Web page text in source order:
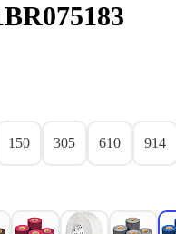
150 305 610 914